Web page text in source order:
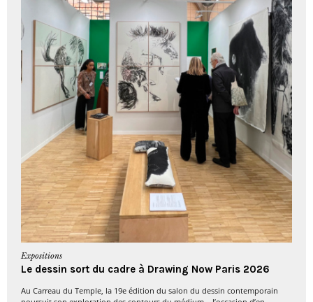
Expositions
Le dessin sort du cadre à Drawing Now Paris 2026
Au Carreau du Temple, la 19e édition du salon du dessin contemporain